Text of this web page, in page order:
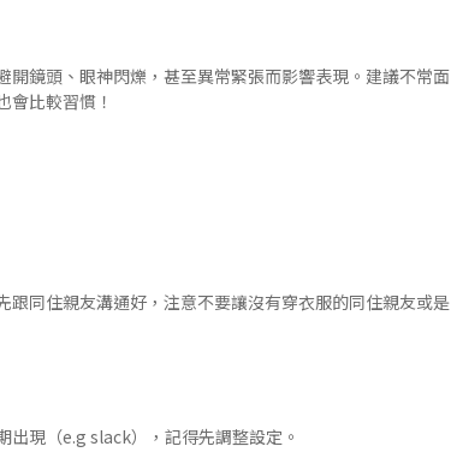
鏡頭、眼神閃爍，甚至異常緊張而影響表現。建議不常面
會比較習慣！
同住親友溝通好，注意不要讓沒有穿衣服的同住親友或是
現（e.g slack），記得先調整設定。